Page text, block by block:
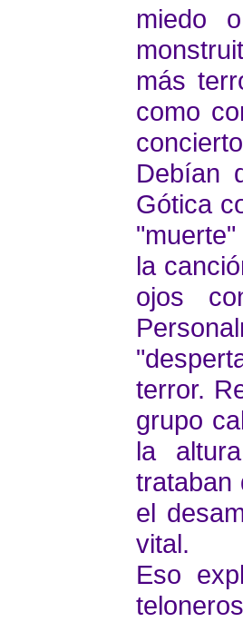
miedo
más
como
Debían
Gótica
la
ojos
terror.
grupo
la
trataban
el
vital.
Eso